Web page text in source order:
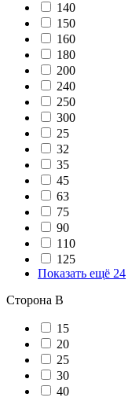
140
150
160
180
200
240
250
300
25
32
35
45
63
75
90
110
125
Показать ещё 24
Сторона В
15
20
25
30
40